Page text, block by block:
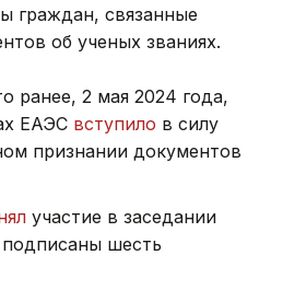
граждан, связанные
об ученых званиях.
ранее, 2 мая 2024 года,
ЕАЭС вступило в силу
признании документов
участие в заседании
шесть